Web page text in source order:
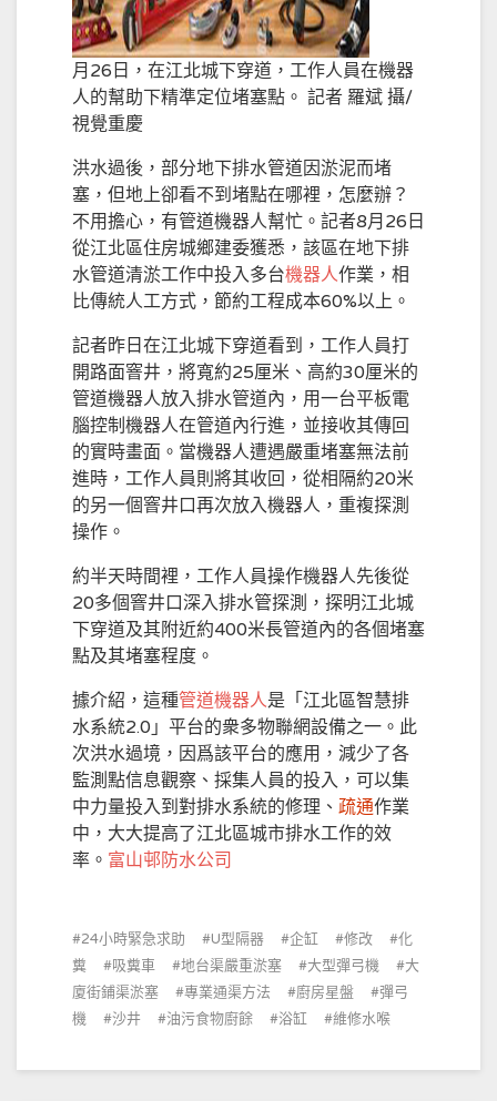
月26日，在江北城下穿道，工作人員在機器
人的幫助下精準定位堵塞點。 記者 羅斌 攝/
視覺重慶
洪水過後，部分地下排水管道因淤泥而堵
塞，但地上卻看不到堵點在哪裡，怎麼辦？
不用擔心，有管道機器人幫忙。記者8月26日
從江北區住房城鄉建委獲悉，該區在地下排
水管道清淤工作中投入多台機器人作業，相
比傳統人工方式，節約工程成本60%以上。
記者昨日在江北城下穿道看到，工作人員打
開路面窨井，將寬約25厘米、高約30厘米的
管道機器人放入排水管道內，用一台平板電
腦控制機器人在管道內行進，並接收其傳回
的實時畫面。當機器人遭遇嚴重堵塞無法前
進時，工作人員則將其收回，從相隔約20米
的另一個窨井口再次放入機器人，重複探測
操作。
約半天時間裡，工作人員操作機器人先後從
20多個窨井口深入排水管探測，探明江北城
下穿道及其附近約400米長管道內的各個堵塞
點及其堵塞程度。
據介紹，這種管道機器人是「江北區智慧排
水系統2.0」平台的衆多物聯網設備之一。此
次洪水過境，因爲該平台的應用，減少了各
監測點信息觀察、採集人員的投入，可以集
中力量投入到對排水系統的修理、 疏通作業
中，大大提高了江北區城市排水工作的效
率。 富山邨防水公司
24小時緊急求助 U型隔器 企缸 修改
化
糞
吸糞車 地台渠嚴重淤塞 大型彈弓機
大
廈街鋪渠淤塞
專業通渠方法 廚房星盤
彈弓
機
沙井 油污食物廚餘 浴缸 維修水喉